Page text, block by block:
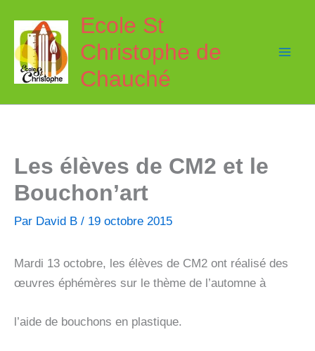
contenu
Ecole St
Christophe de
Chauché
Les élèves de CM2 et le
Bouchon’art
Par David B / 19 octobre 2015
Mardi 13 octobre, les élèves de CM2 ont réalisé des
œuvres éphémères sur le thème de l’automne à
l’aide de bouchons en plastique.